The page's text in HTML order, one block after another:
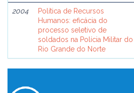
2004
Política de Recursos
Humanos: eficácia do
processo seletivo de
soldados na Polícia Militar do
Rio Grande do Norte